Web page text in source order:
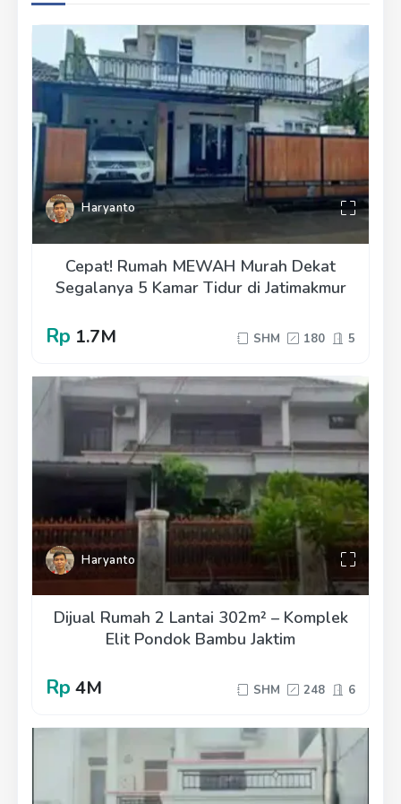
Haryanto
Cepat! Rumah MEWAH Murah Dekat
Segalanya 5 Kamar Tidur di Jatimakmur
Rp 1.7M SHM 180 5
Haryanto
Dijual Rumah 2 Lantai 302m² – Komplek
Elit Pondok Bambu Jaktim
Rp 4M SHM 248 6